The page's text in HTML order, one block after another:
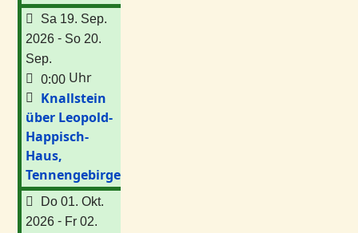
Sa 19. Sep.
2026 - So 20.
Sep.
0:00 Uhr
Knallstein
über Leopold-
Happisch-
Haus,
Tennengebirge
Do 01. Okt.
2026 - Fr 02.